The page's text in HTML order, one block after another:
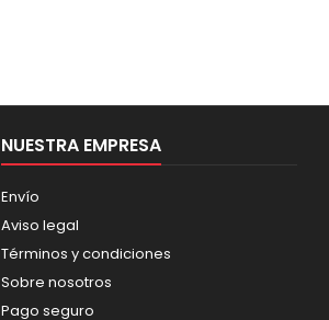
NUESTRA EMPRESA
Envío
Aviso legal
Términos y condiciones
Sobre nosotros
Pago seguro